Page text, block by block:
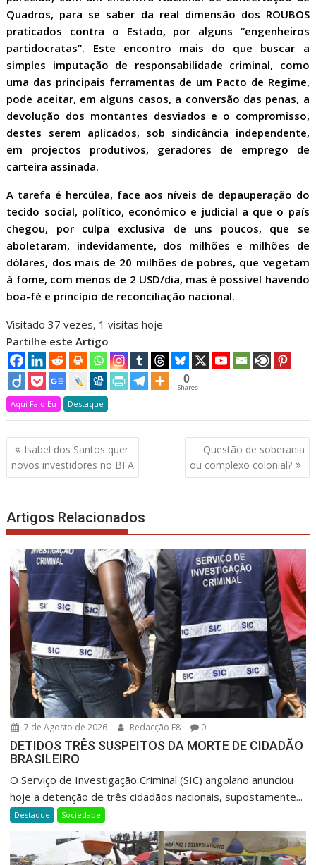
Quadros, para se saber da real dimensão dos ROUBOS
praticados contra o Estado, por alguns “engenheiros
partidocratas”. Este encontro mais do que buscar a
simples imputação de responsabilidade criminal, como
uma das principais ferramentas de um Pacto de Regime,
pode aceitar, em alguns casos, a conversão das penas, a
devolução dos montantes desviados e o compromisso,
destes serem aplicados, sob sindicância independente,
em projectos produtivos, geradores de emprego de
carteira assinada.
A tarefa é hercúlea, face aos níveis de depauperação do
tecido social, político, económico e judicial a que o país
chegou, por culpa exclusiva de uns poucos, que se
aboletaram, indevidamente, dos milhões e milhões de
dólares, dos mais de 20 milhões de pobres, que vegetam
à fome, com menos de 2 USD/dia, mas é possível havendo
boa-fé e princípio de reconciliação nacional.
Visitado 37 vezes, 1 visitas hoje
Partilhe este Artigo
0
Shares
Aqui Falo Eu Destaque
Navegação
de
artigos
Isabel dos Santos quer
novos investidores no BFA
Questão de soberania
ou complexo colonial?
Artigos Relacionados
7 de Agosto de 2026 Redacção F8 0
DETIDOS TRÊS SUSPEITOS DA MORTE DE CIDADÃO
BRASILEIRO
O Serviço de Investigação Criminal (SIC) angolano anunciou
hoje a detenção de três cidadãos nacionais, supostamente...
Destaque Sociedade